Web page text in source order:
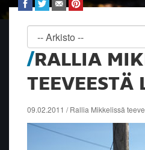
RALLIA
TEEVEESTÄ
09.02.2011 / Rallia Mikkelissä